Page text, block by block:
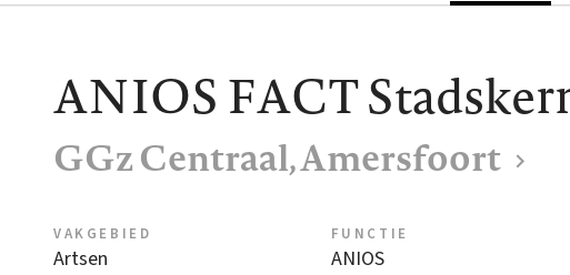
ANIOS FACT
GGz Centraal, Amersfoort
VAKGEBIED
Artsen
FUNCTIE
ANIOS